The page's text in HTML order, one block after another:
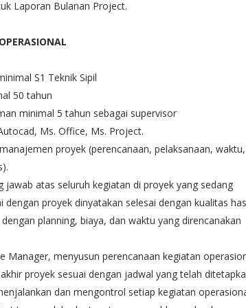
Laporan Bulanan Project.
S1 Teknik Sipil
50 tahun
minimal 5 tahun sebagai supervisor
Ms. Office, Ms. Project.
proyek (perencanaan, pelaksanaan, waktu,
jawab atas seluruh kegiatan di proyek yang sedang
dengan proyek dinyatakan selesai dengan kualitas
planning, biaya, dan waktu yang direncanakan
Manager, menyusun perencanaan kegiatan
proyek sesuai dengan jadwal yang telah
dan mengontrol setiap kegiatan